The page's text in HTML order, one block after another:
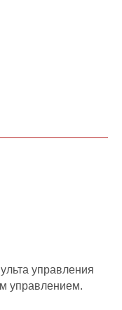
управления
управлением.